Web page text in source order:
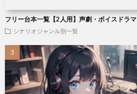
フリー台本一覧【2人用】声劇・ボイスドラマ
シナリオジャンル別一覧